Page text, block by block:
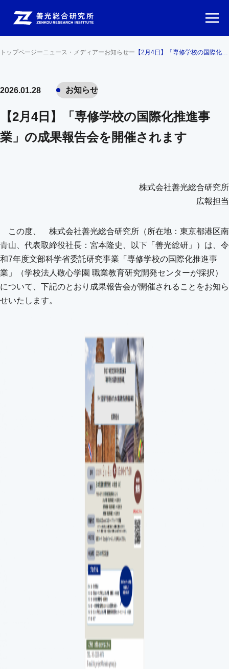
トップページーニュース・メディアーお知らせー 【2月4日】「専修学校の国際化推進事業」の成果報告会を開催されます
2026.01.28 お知らせ
【2月4日】「専修学校の国際化推進事
業」の成果報告会を開催されます
株式会社善光総合研究所
広報担当
この度、 株式会社善光総合研究所（所在地：東京都港区南
青山、代表取締役社長：宮本隆史、以下「善光総研」）は、令
和7年度文部科学省委託研究事業「専修学校の国際化推進事
業」（学校法人敬心学園 職業教育研究開発センターが採択）
について、下記のとおり成果報告会が開催されることをお知ら
せいたします。